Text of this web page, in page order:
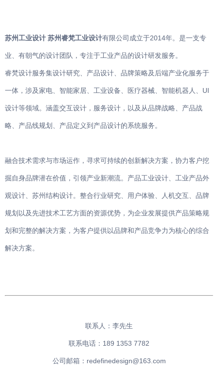
苏州工业设计 苏州睿梵工业设计有限公司成立于2014年。是一支专
业、有朝气的设计团队，专注于工业产品的设计研发服务。
睿梵设计服务集设计研究、产品设计、品牌策略及后端产业化服务于
一体，涉及家电、智能家居、工业设备、医疗器械、智能机器人、UI
设计等领域。涵盖交互设计，服务设计，以及从品牌战略、产品战
略、产品线规划、产品定义到产品设计的系统服务。
融合技术需求与市场运作，寻求可持续的创新解决方案，协力客户挖
掘自身品牌潜在价值，引领产业新潮流。产品工业设计、工业产品外
观设计、苏州结构设计。整合行业研究、用户体验、人机交互、品牌
规划以及先进技术工艺方面的资源优势，为企业发展提供产品策略规
划和完整的解决方案，为客户提供以品牌和产品竞争力为核心的综合
解决方案。
联系人：李先生
联系电话：189 1353 7782
公司邮箱：redefinedesign@163.com